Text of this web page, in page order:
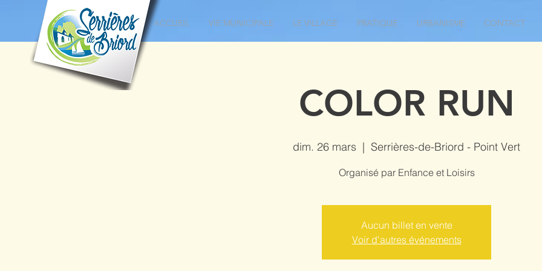
ACCUEIL VIE MUNICIPALE LE VILLAGE PRATIQUE URBANISME CONTACT
COLOR RUN
dim. 26 mars
  |
Serrières-de-Briord - Point Vert
Organisé par Enfance et Loisirs
Aucun billet en vente
Voir d'autres événements